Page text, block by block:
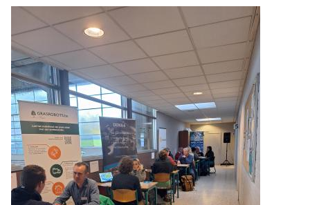
afbeelding